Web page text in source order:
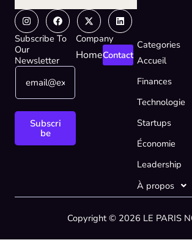
InstagramFacebook
X-
twitter
Linkedin
Subscribe To
Our
Newsletter
E
a
i
m
E
l
E
a
Subscri
be
Company
HomeContact
Categories
Accueil
Finances
Technologie
Startups
Économie
Leadership
À propos
Copyright © 2026 LE PARIS